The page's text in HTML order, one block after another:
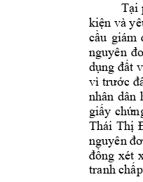
Tại
kiện và
cầu giám
nguyên
dụng đất
vì trước
nhân dân
giấy
Thái Thị
nguyên
đồng xét
tranh